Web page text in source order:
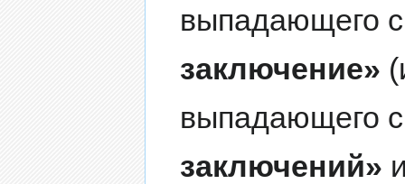
выпадающего
заключение»
выпадающего
заключений»